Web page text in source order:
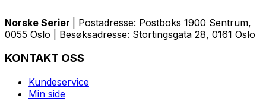
Norske Serier
| Postadresse: Postboks 1900 Sentrum,
0055 Oslo | Besøksadresse: Stortingsgata 28, 0161 Oslo
KONTAKT OSS
Kundeservice
Min side